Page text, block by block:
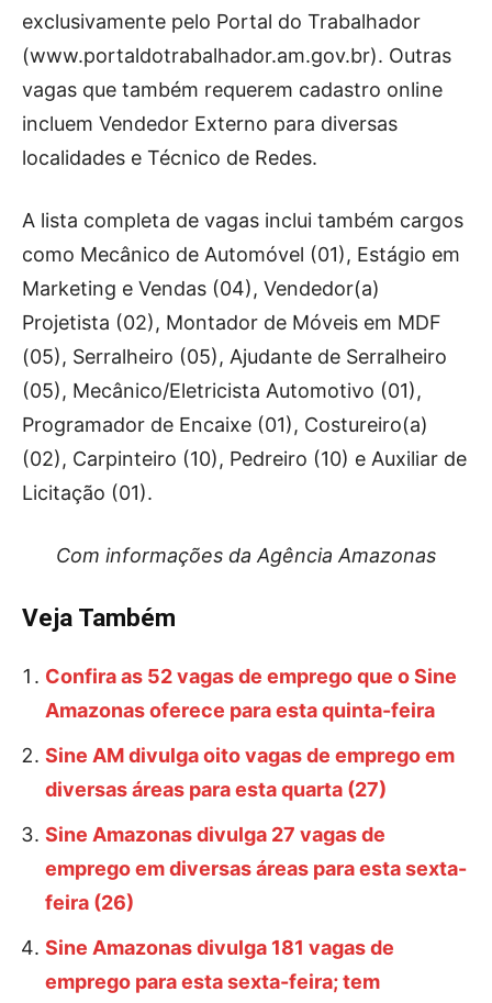
exclusivamente pelo Portal do Trabalhador
(www.portaldotrabalhador.am.gov.br). Outras
vagas que também requerem cadastro online
incluem Vendedor Externo para diversas
localidades e Técnico de Redes.
A lista completa de vagas inclui também cargos
como Mecânico de Automóvel (01), Estágio em
Marketing e Vendas (04), Vendedor(a)
Projetista (02), Montador de Móveis em MDF
(05), Serralheiro (05), Ajudante de Serralheiro
(05), Mecânico/Eletricista Automotivo (01),
Programador de Encaixe (01), Costureiro(a)
(02), Carpinteiro (10), Pedreiro (10) e Auxiliar de
Licitação (01).
Com informações da Agência Amazonas
Veja Também
Confira as 52 vagas de emprego que o Sine
Amazonas oferece para esta quinta-feira
Sine AM divulga oito vagas de emprego em
diversas áreas para esta quarta (27)
Sine Amazonas divulga 27 vagas de
emprego em diversas áreas para esta sexta-
feira (26)
Sine Amazonas divulga 181 vagas de
emprego para esta sexta-feira; tem